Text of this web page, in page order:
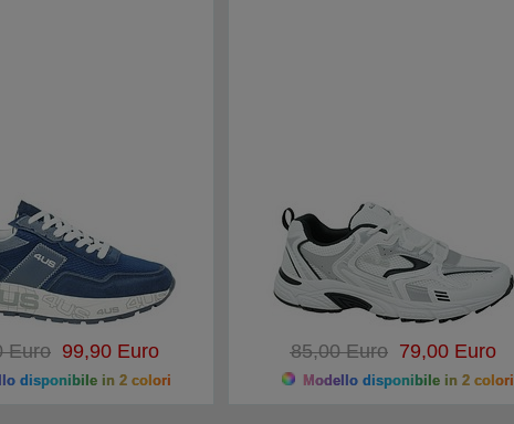
Euro99,90 Euro
disponibile in 2 colori
85,00 Euro79,00 Euro
Modello disponibile in 2 colori